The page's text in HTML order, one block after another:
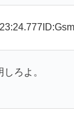
ろよ。